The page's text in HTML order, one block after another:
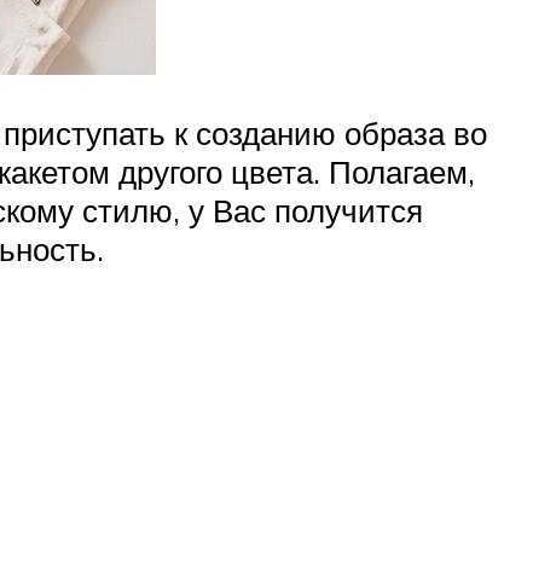
к созданию образа во
другого цвета. Полагаем,
стилю, у Вас получится